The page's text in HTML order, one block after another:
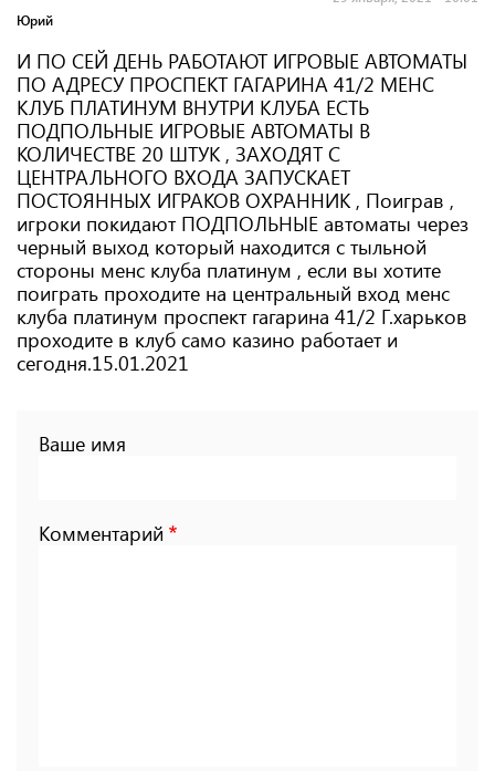
Юрий
И ПО СЕЙ ДЕНЬ РАБОТАЮТ ИГРОВЫЕ АВТОМАТЫ
ПО АДРЕСУ ПРОСПЕКТ ГАГАРИНА 41/2 МЕНС
КЛУБ ПЛАТИНУМ ВНУТРИ КЛУБА ЕСТЬ
ПОДПОЛЬНЫЕ ИГРОВЫЕ АВТОМАТЫ В
КОЛИЧЕСТВЕ 20 ШТУК , ЗАХОДЯТ С
ЦЕНТРАЛЬНОГО ВХОДА ЗАПУСКАЕТ
ПОСТОЯННЫХ ИГРАКОВ ОХРАННИК , Поиграв ,
игроки покидают ПОДПОЛЬНЫЕ автоматы через
черный выход который находится с тыльной
стороны менс клуба платинум , если вы хотите
поиграть проходите на центральный вход менс
клуба платинум проспект гагарина 41/2 Г.харьков
проходите в клуб само казино работает и
сегодня.15.01.2021
Ваше имя
Комментарий